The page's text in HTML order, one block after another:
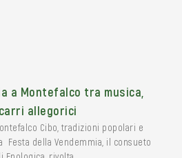
a Montefalco tra musica,
allegorici
Cibo, tradizioni popolari e
Festa della Vendemmia, il consueto